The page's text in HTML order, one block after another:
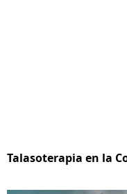
Talasoterapia en la